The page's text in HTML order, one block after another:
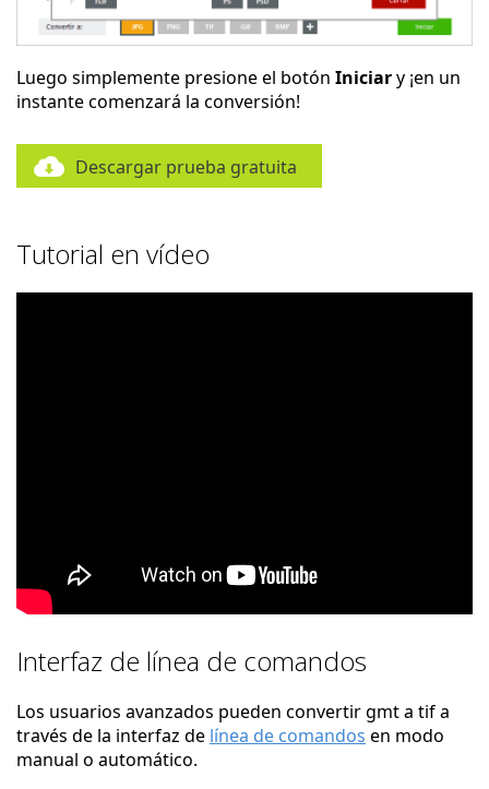
Luego simplemente presione el botón Iniciary ¡en un
instante comenzará la conversión!
Descargar prueba gratuita
Tutorial en vídeo
Interfaz de línea de comandos
Los usuarios avanzados pueden convertir gmt a tif a
través de la interfaz de línea de comandos en modo
manual o automático.